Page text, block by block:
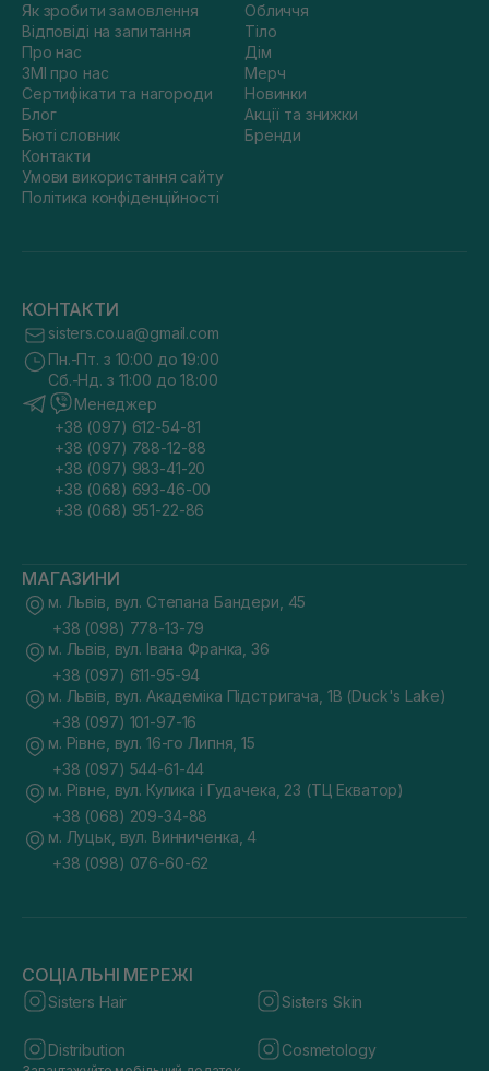
Як зробити замовлення
Відповіді на запитання
Про нас
ЗМІ про нас
Сертифікати та нагороди
Блог
Бюті словник
Контакти
Умови використання сайту
Політика конфіденційності
Обличчя
Тіло
Дім
Мерч
Новинки
Акції та знижки
Бренди
КОНТАКТИ
sisters.co.ua@gmail.com
Пн.-Пт. з 10:00 до 19:00
Сб.-Нд. з 11:00 до 18:00
Менеджер
+38 (097) 612-54-81
+38 (097) 788-12-88
+38 (097) 983-41-20
+38 (068) 693-46-00
+38 (068) 951-22-86
МАГАЗИНИ
м. Львів, вул. Степана Бандери, 45
+38 (098) 778-13-79
м. Львів, вул. Івана Франка, 36
+38 (097) 611-95-94
м. Львів, вул. Академіка Підстригача, 1В (Duck's Lake)
+38 (097) 101-97-16
м. Рівне, вул. 16-го Липня, 15
+38 (097) 544-61-44
м. Рівне, вул. Кулика і Гудачека, 23 (ТЦ Екватор)
+38 (068) 209-34-88
м. Луцьк, вул. Винниченка, 4
+38 (098) 076-60-62
СОЦІАЛЬНІ МЕРЕЖІ
Sisters Hair Sisters Skin
Distribution Cosmetology